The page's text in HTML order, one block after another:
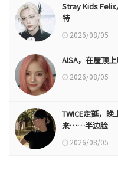
Stray Kids
特
2026/08/05
AISA，在屋顶
2026/08/05
TWICE定延，
来……半边脸
2026/08/05